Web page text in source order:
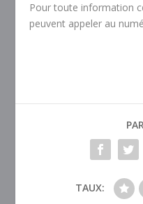
Pour toute information
peuvent appeler au
TAUX: